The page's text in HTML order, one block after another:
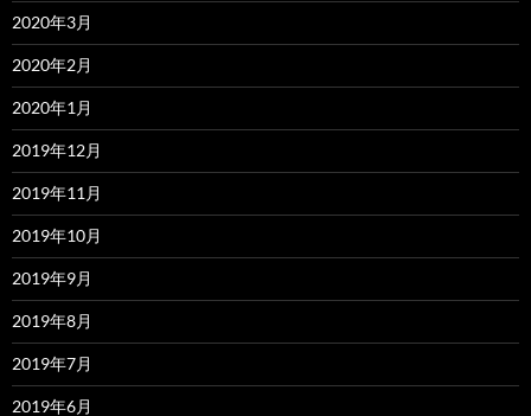
2020年3月
2020年2月
2020年1月
2019年12月
2019年11月
2019年10月
2019年9月
2019年8月
2019年7月
2019年6月